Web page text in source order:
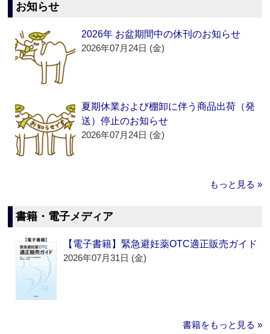
お知らせ
2026年 お盆期間中の休刊のお知らせ
2026年07月24日 (金)
夏期休業および棚卸に伴う商品出荷（発
送）停止のお知らせ
2026年07月24日 (金)
もっと見る »
書籍・電子メディア
【電子書籍】緊急避妊薬OTC適正販売ガイド
2026年07月31日 (金)
書籍をもっと見る »